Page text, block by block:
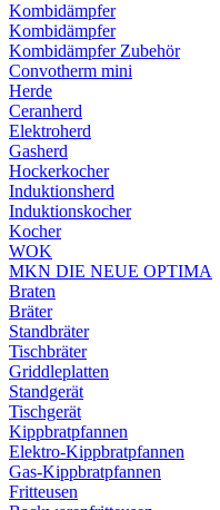
Kombidämpfer
Kombidämpfer
Kombidämpfer Zubehör
Convotherm mini
Herde
Ceranherd
Elektroherd
Gasherd
Hockerkocher
Induktionsherd
Induktionskocher
Kocher
WOK
MKN DIE NEUE OPTIMA
Braten
Bräter
Standbräter
Tischbräter
Griddleplatten
Standgerät
Tischgerät
Kippbratpfannen
Elektro-Kippbratpfannen
Gas-Kippbratpfannen
Fritteusen